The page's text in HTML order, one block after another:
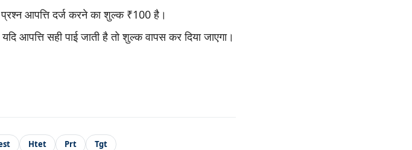
प्रश्न आपत्ति दर्ज करने का शुल्क ₹100 है।
यदि आपत्ति सही पाई जाती है तो शुल्क वापस कर दिया जाएगा।
Htet Prt Tgt